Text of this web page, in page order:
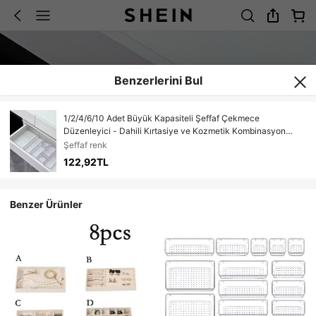
Benzerlerini Bul
1/2/4/6/10 Adet Büyük Kapasiteli Şeffaf Çekmece
Düzenleyici - Dahili Kırtasiye ve Kozmetik Kombinasyon
Saklama Kutusu, Çeşitli Eşya Saklama Kutusu ile - Ev Ofis
Tezgahı Masaüstü Düzenleme Çözümü İçin Uygun
Şeffaf renk
122,92TL
Benzer Ürünler